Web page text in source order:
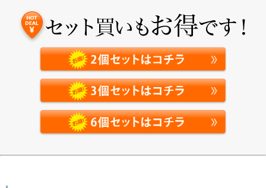
層まで
あゆみEXは、N-アセチルグルコサミンを
贅沢に配合
吸収力・浸透力が違う